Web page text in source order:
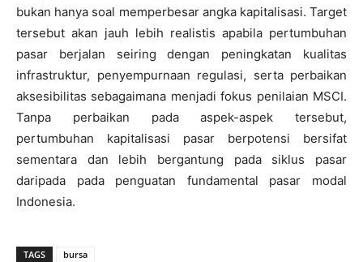
bukan hanya soal memperbesar angka kapitalisasi. Target
tersebut akan jauh lebih realistis apabila pertumbuhan
pasar berjalan seiring dengan peningkatan kualitas
infrastruktur, penyempurnaan regulasi, serta perbaikan
aksesibilitas sebagaimana menjadi fokus penilaian MSCI.
Tanpa perbaikan pada aspek-aspek tersebut,
pertumbuhan kapitalisasi pasar berpotensi bersifat
sementara dan lebih bergantung pada siklus pasar
daripada pada penguatan fundamental pasar modal
Indonesia.
TAGS bursa